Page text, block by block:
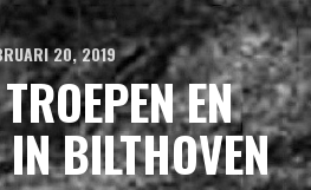
20, 2019
EN
BILTHOVEN